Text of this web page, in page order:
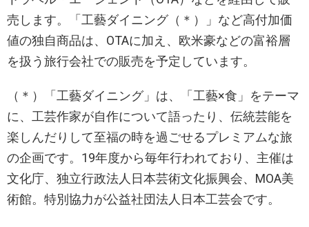
売します。「工藝ダイニング（＊）」など高付加価
値の独自商品は、OTAに加え、欧米豪などの富裕層
を扱う旅行会社での販売を予定しています。
（＊）「工藝ダイニング」は、「工藝×食」をテーマ
に、工芸作家が自作について語ったり、伝統芸能を
楽しんだりして至福の時を過ごせるプレミアムな旅
の企画です。19年度から毎年行われており、主催は
文化庁、独立行政法人日本芸術文化振興会、MOA美
術館。特別協力が公益社団法人日本工芸会です。